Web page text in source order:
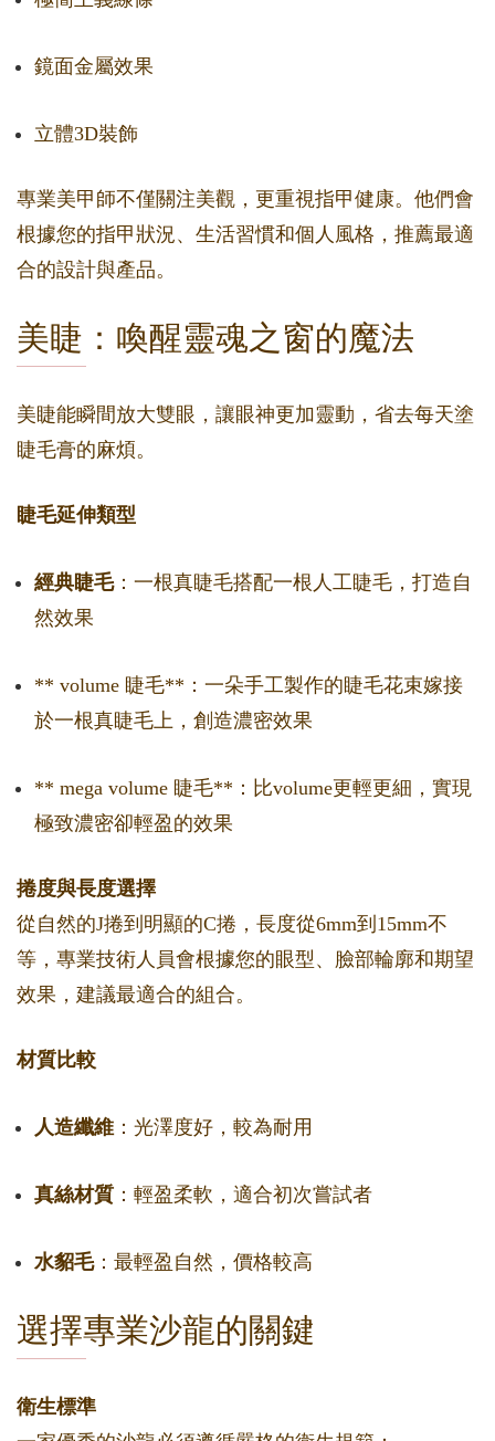
鏡面金屬效果
立體3D裝飾
專業美甲師不僅關注美觀，更重視指甲健康。他們會
根據您的指甲狀況、生活習慣和個人風格，推薦最適
合的設計與產品。
美睫：喚醒靈魂之窗的魔法
美睫能瞬間放大雙眼，讓眼神更加靈動，省去每天塗
睫毛膏的麻煩。
睫毛延伸類型
經典睫毛：一根真睫毛搭配一根人工睫毛，打造自
然效果
** volume 睫毛**：一朵手工製作的睫毛花束嫁接
於一根真睫毛上，創造濃密效果
** mega volume 睫毛**：比volume更輕更細，實現
極致濃密卻輕盈的效果
捲度與長度選擇
從自然的J捲到明顯的C捲，長度從6mm到15mm不
等，專業技術人員會根據您的眼型、臉部輪廓和期望
效果，建議最適合的組合。
材質比較
人造纖維 ：光澤度好，較為耐用
真絲材質 ：輕盈柔軟，適合初次嘗試者
水貂毛：最輕盈自然，價格較高
選擇專業沙龍的關鍵
衛生標準